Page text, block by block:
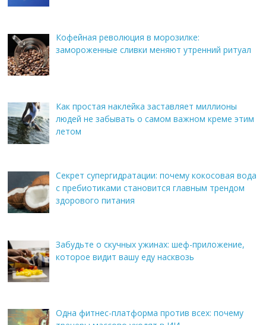
Кофейная революция в морозилке:
замороженные сливки меняют утренний ритуал
Как простая наклейка заставляет миллионы
людей не забывать о самом важном креме этим
летом
Секрет супергидратации: почему кокосовая вода
с пребиотиками становится главным трендом
здорового питания
Забудьте о скучных ужинах: шеф-приложение,
которое видит вашу еду насквозь
Одна фитнес-платформа против всех: почему